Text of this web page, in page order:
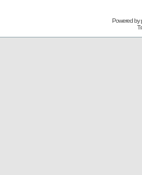
Powered by